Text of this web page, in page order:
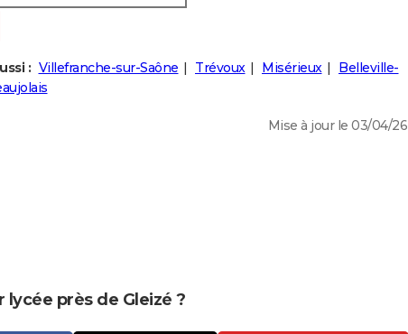
: Villefranche-sur-Saône Trévoux Misérieux
Belleville-
Mise à jour le 03/04/26
lycée près de Gleizé ?